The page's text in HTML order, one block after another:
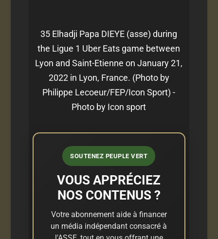
35 Elhadji Papa DIEYE (asse) during
the Ligue 1 Uber Eats game between
Lyon and Saint-Etienne on January 21,
2022 in Lyon, France. (Photo by
Philippe Lecoeur/FEP/Icon Sport) -
Photo by Icon sport
SOUTENEZ PEUPLE VERT
VOUS APPRÉCIEZ
NOS CONTENUS ?
Votre abonnement aide à financer
un média indépendant consacré à